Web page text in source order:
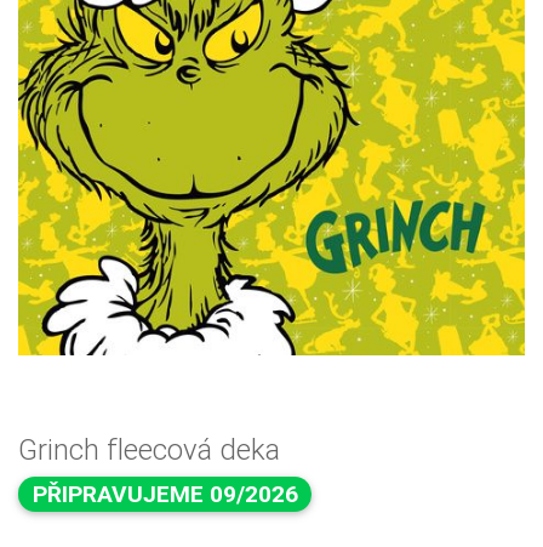
Grinch fleecová deka
PŘIPRAVUJEME 09/2026